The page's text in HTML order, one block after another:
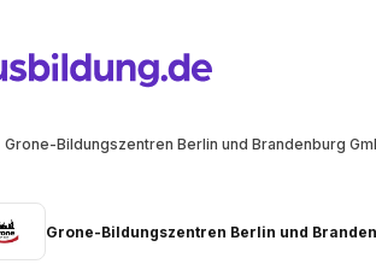
Grone-Bildungszentren Berlin und Brandenburg
Grone-Bildungszentren Berlin und